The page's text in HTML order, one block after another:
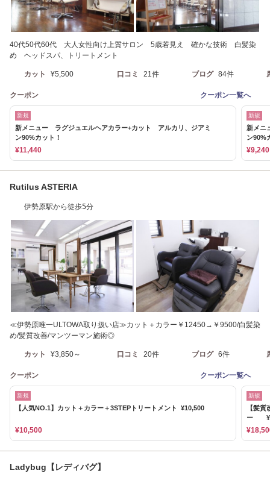
40代50代60代 大人女性向け上質サロン 5歳若見え 確かな技術 白髪染
め ヘッドスパ、トリートメント
カット ¥5,500 口コミ 21件 ブログ 84件
クーポン クーポン一覧へ
新規
新メニュー ラグジュエルヘアカラー+カット アルカリ、ジアミ
ン90%カット！
¥11,440
新規
新メニ
ン90%
¥9,240
Rutilus ASTERIA
伊勢原駅から徒歩5分
≪伊勢原唯一ULTOWA取り扱い店≫カット＋カラー￥12450→￥9500/白髪染
め/髪質改善/マンツーマン施術◎
カット ¥3,850～ 口コミ 20件 ブログ 6件
クーポン クーポン一覧へ
新規
【人気NO.1】カット＋カラー＋3STEPトリートメント ¥10,500
¥10,500
新規
【髪
ー
Ladybug【レディバグ】